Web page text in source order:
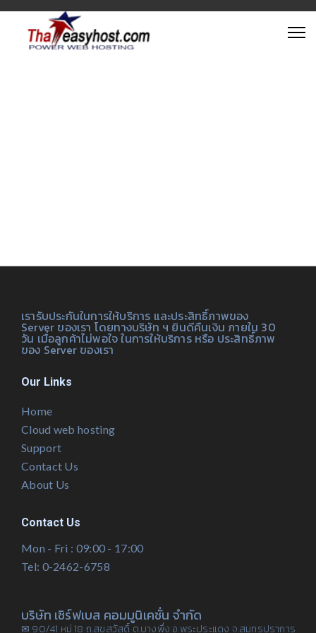
เรารับประกันในการให้บริการ และประสิทธิ์ภาพของ
Server ของเรา โดยทางบริษัท ฯ ยินดีคืนเงิน ภายใน 30
วัน เมื่อลูกค้าไม่พอใจ ในการให้บริการ หรือ ประสิทธิ์ภาพ
ของ Server ของเรา
Our Links
Home
Cloud web hosting
Support
Contact Us
About Us
Contact Us
Mon - Fri : 09:00 - 17:00
Tel: 0-2462-6758
บริษัท เซิร์ฟเบส คอมมูนิเคชั่น จำกัด
✉ 90/41 หมู่ 18 ถ.สุขสวัสดิ์ ต.บางพึ่ง อ.พระประแดง จ.สมุทรปราการ